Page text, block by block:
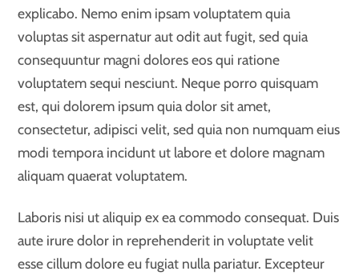
explicabo. Nemo enim ipsam voluptatem quia
voluptas sit aspernatur aut odit aut fugit, sed quia
consequuntur magni dolores eos qui ratione
voluptatem sequi nesciunt. Neque porro quisquam
est, qui dolorem ipsum quia dolor sit amet,
consectetur, adipisci velit, sed quia non numquam eius
modi tempora incidunt ut labore et dolore magnam
aliquam quaerat voluptatem.
Laboris nisi ut aliquip ex ea commodo consequat. Duis
aute irure dolor in reprehenderit in voluptate velit
esse cillum dolore eu fugiat nulla pariatur. Excepteur